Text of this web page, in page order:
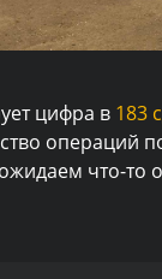
цифра в 183
операций
что-то